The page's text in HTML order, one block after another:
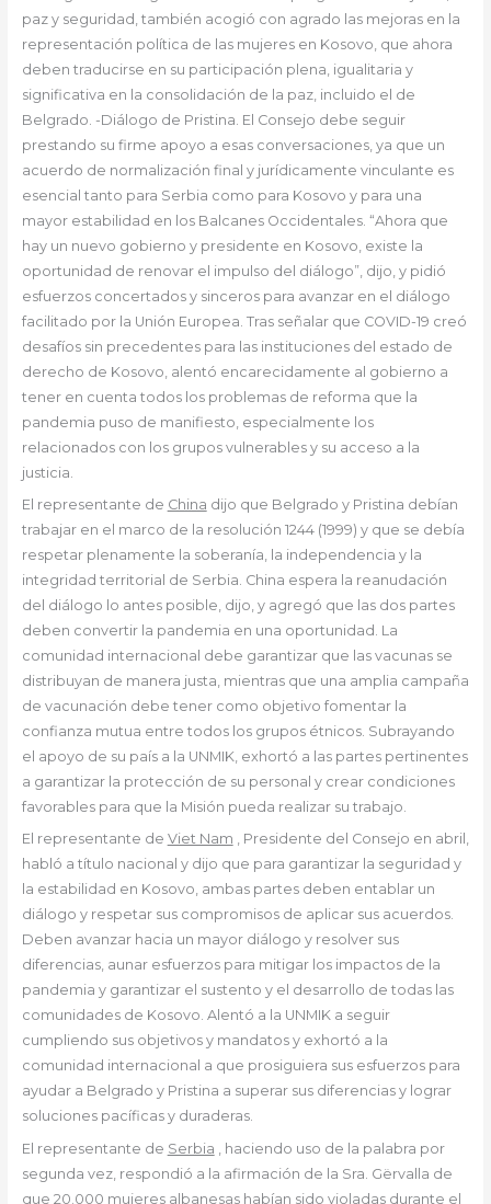
paz y seguridad, también acogió con agrado las mejoras en la
representación política de las mujeres en Kosovo, que ahora
deben traducirse en su participación plena, igualitaria y
significativa en la consolidación de la paz, incluido el de
Belgrado. -Diálogo de Pristina. El Consejo debe seguir
prestando su firme apoyo a esas conversaciones, ya que un
acuerdo de normalización final y jurídicamente vinculante es
esencial tanto para Serbia como para Kosovo y para una
mayor estabilidad en los Balcanes Occidentales. “Ahora que
hay un nuevo gobierno y presidente en Kosovo, existe la
oportunidad de renovar el impulso del diálogo”, dijo, y pidió
esfuerzos concertados y sinceros para avanzar en el diálogo
facilitado por la Unión Europea. Tras señalar que COVID-19 creó
desafíos sin precedentes para las instituciones del estado de
derecho de Kosovo, alentó encarecidamente al gobierno a
tener en cuenta todos los problemas de reforma que la
pandemia puso de manifiesto, especialmente los
relacionados con los grupos vulnerables y su acceso a la
justicia.
El representante de China dijo que Belgrado y Pristina debían
trabajar en el marco de la resolución 1244 (1999) y que se debía
respetar plenamente la soberanía, la independencia y la
integridad territorial de Serbia. China espera la reanudación
del diálogo lo antes posible, dijo, y agregó que las dos partes
deben convertir la pandemia en una oportunidad. La
comunidad internacional debe garantizar que las vacunas se
distribuyan de manera justa, mientras que una amplia campaña
de vacunación debe tener como objetivo fomentar la
confianza mutua entre todos los grupos étnicos. Subrayando
el apoyo de su país a la UNMIK, exhortó a las partes pertinentes
a garantizar la protección de su personal y crear condiciones
favorables para que la Misión pueda realizar su trabajo.
El representante de Viet Nam , Presidente del Consejo en abril,
habló a título nacional y dijo que para garantizar la seguridad y
la estabilidad en Kosovo, ambas partes deben entablar un
diálogo y respetar sus compromisos de aplicar sus acuerdos.
Deben avanzar hacia un mayor diálogo y resolver sus
diferencias, aunar esfuerzos para mitigar los impactos de la
pandemia y garantizar el sustento y el desarrollo de todas las
comunidades de Kosovo. Alentó a la UNMIK a seguir
cumpliendo sus objetivos y mandatos y exhortó a la
comunidad internacional a que prosiguiera sus esfuerzos para
ayudar a Belgrado y Pristina a superar sus diferencias y lograr
soluciones pacíficas y duraderas.
El representante de Serbia , haciendo uso de la palabra por
segunda vez, respondió a la afirmación de la Sra. Gërvalla de
que 20.000 mujeres albanesas habían sido violadas durante el